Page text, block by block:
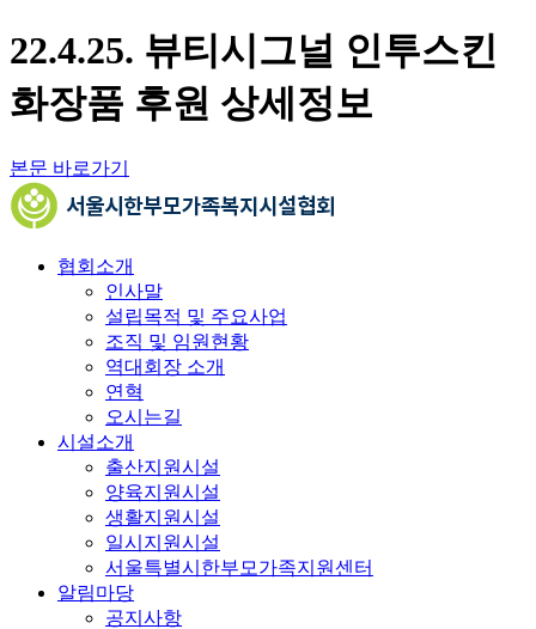
22.4.25. 뷰티시그널 인투스킨
화장품 후원 상세정보
본문 바로가기
협회소개
인사말
설립목적 및 주요사업
조직 및 임원현황
역대회장 소개
연혁
오시는길
시설소개
출산지원시설
양육지원시설
생활지원시설
일시지원시설
서울특별시한부모가족지원센터
알림마당
공지사항